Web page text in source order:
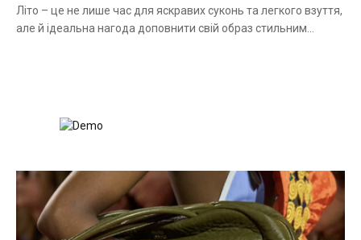
Літо – це не лише час для яскравих суконь та легкого взуття,
але й ідеальна нагода доповнити свій образ стильним…